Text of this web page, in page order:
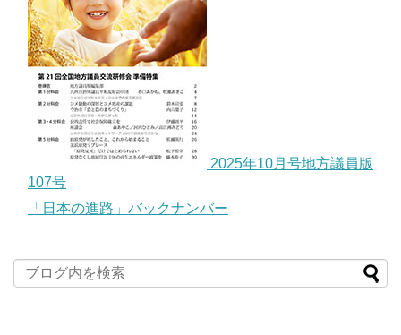
2025年10月号地方議員版
107号
「日本の進路」バックナンバー